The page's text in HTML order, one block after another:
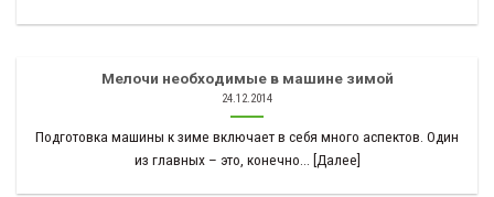
Мелочи необходимые в машине зимой
24.12.2014
Подготовка машины к зиме включает в себя много аспектов. Один
из главных – это, конечно... [Далее]